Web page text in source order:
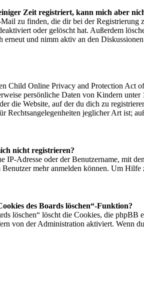
Zeit registriert, kann mich aber
zu finden, die dir bei der Registrierung
oder gelöscht hat. Außerdem
erneut und nimm aktiv an den
Child Online Privacy and Protection Act
persönliche Daten von Kindern
die Website, auf der du dich zu
Rechtsangelegenheiten jeglicher Art ist;
nicht registrieren?
IP-Adresse oder der Benutzername, mit
Benutzer mehr anmelden können. Um
des Boards löschen“-Funktion?
löschen“ löscht die Cookies, die phpBB
von der Administration aktiviert. Wenn